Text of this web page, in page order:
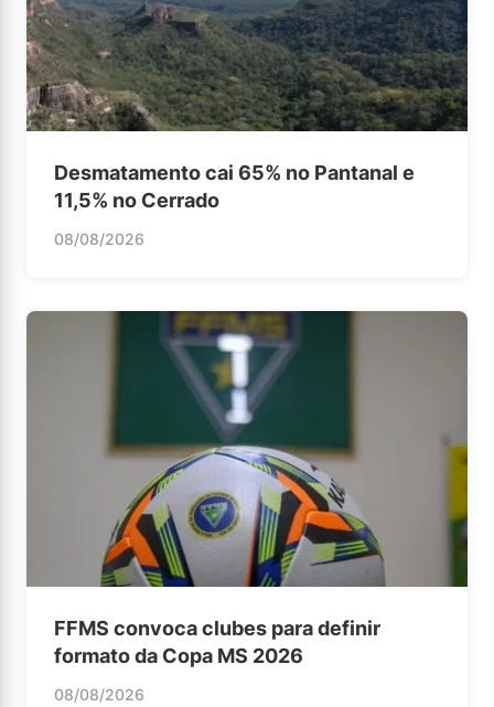
Desmatamento cai 65% no Pantanal e
11,5% no Cerrado
08/08/2026
FFMS convoca clubes para definir
formato da Copa MS 2026
08/08/2026